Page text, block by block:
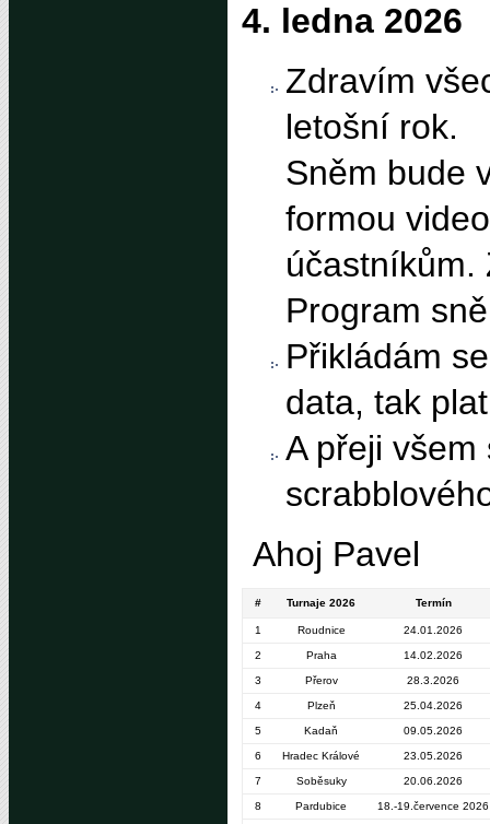
4. ledna 2026
Zdravím
letošní rok.
Sněm bude
formou
účastníkům.
Program
Přikládám
data, tak
A přeji
Ahoj Pavel
# Turnaje 2026 Termín
1 Roudnice 24.01.2026
2 Praha 14.02.2026
3 Přerov 28.3.2026
4 Plzeň 25.04.2026
5 Kadaň 09.05.2026
6 Hradec Králové 23.05.2026
7 Soběsuky 20.06.2026
8 Pardubice 18.-19.července 2026